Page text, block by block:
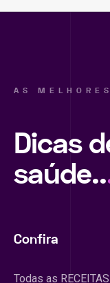
AS MELHORES
Dicas
saúde..
Confira
Todas as